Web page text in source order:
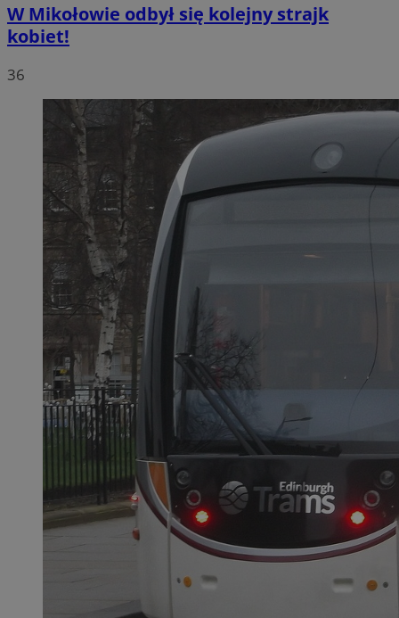
W Mikołowie odbył się kolejny strajk
kobiet!
36